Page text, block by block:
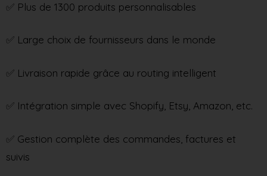
✅ Plus de 1300 produits personnalisables
✅ Large choix de fournisseurs dans le monde
✅ Livraison rapide grâce au routing intelligent
✅ Intégration simple avec Shopify, Etsy, Amazon, etc.
✅ Gestion complète des commandes, factures et
suivis